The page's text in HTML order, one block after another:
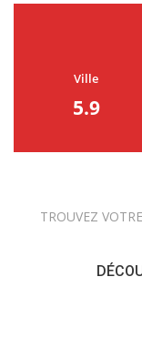
Ville
5.9
TROUVEZ